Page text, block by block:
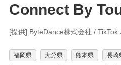
Connect By
[提供] ByteDance株式会社 / TikTok
福岡県 大分県 熊本県 長崎